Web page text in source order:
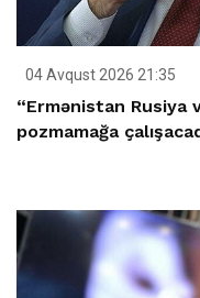
04 Avqust 2026 21:35
“Ermənistan Rusiya
pozmamağa